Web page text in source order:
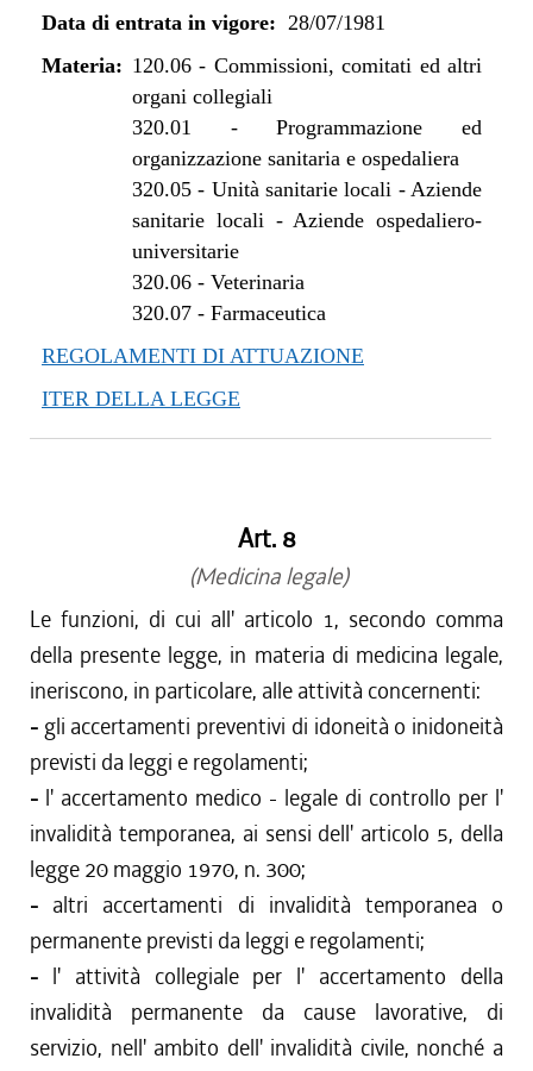
Data di entrata in vigore: 28/07/1981
Materia: 120.06- Commissioni, comitati ed altri
organi collegiali
320.01 -Programmazione ed
organizzazione sanitaria e ospedaliera
320.05- Unità sanitarie locali - Aziende
sanitarie locali - Aziende ospedaliero-
universitarie
320.06- Veterinaria
320.07- Farmaceutica
REGOLAMENTI DI ATTUAZIONE
ITER DELLA LEGGE
Art. 8
(Medicina legale)
Le funzioni, di cui all' articolo 1, secondo comma
della presente legge, in materia di medicina legale,
ineriscono, in particolare, alle attività concernenti:
- gli accertamenti preventivi di idoneità o inidoneità
previsti da leggi e regolamenti;
- l' accertamento medico - legale di controllo per l'
invalidità temporanea, ai sensi dell' articolo 5, della
legge 20 maggio 1970, n. 300;
- altri accertamenti di invalidità temporanea o
permanente previsti da leggi e regolamenti;
- l' attività collegiale per l' accertamento della
invalidità permanente da cause lavorative, di
servizio, nell' ambito dell' invalidità civile, nonché a